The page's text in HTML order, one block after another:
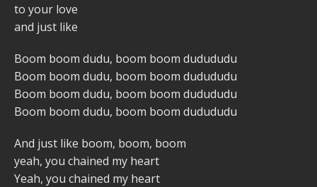
to your love
and just like
Boom boom dudu, boom boom dudududu
Boom boom dudu, boom boom dudududu
Boom boom dudu, boom boom dudududu
Boom boom dudu, boom boom dudududu
And just like boom, boom, boom
yeah, you chained my heart
Yeah, you chained my heart